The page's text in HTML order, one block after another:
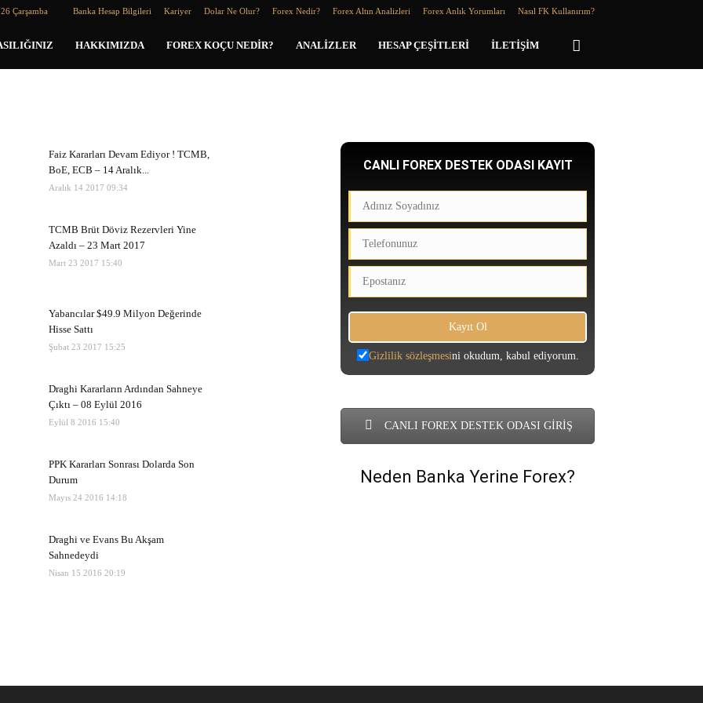
Çarşamba Banka Hesap Bilgileri Kariyer Dolar Ne Olur? Forex Nedir? Forex Altın Analizleri Forex Anlık Yorumları Nasıl FK Kullanırım?
HAKKIMIZDA FOREX KOÇU NEDIR? ANALIZLER HESAP ÇEŞITLERI İLETIŞIM
Faiz Kararları Devam Ediyor ! TCMB,
BoE, ECB – 14 Aralık...
Aralık 14 2017 09:34
TCMB Brüt Döviz Rezervleri Yine
Azaldı – 23 Mart 2017
Mart 23 2017 15:40
Yabancılar $49.9 Milyon Değerinde
Hisse Sattı
Şubat 23 2017 15:25
Draghi Kararların Ardından Sahneye
Çıktı – 08 Eylül 2016
Eylül 8 2016 15:40
PPK Kararları Sonrası Dolarda Son
Durum
Mayıs 24 2016 14:18
Draghi ve Evans Bu Akşam
Sahnedeydi
Nisan 15 2016 20:19
CANLI FOREX DESTEK ODASI KAYIT
Gizlilik sözleşmesini okudum, kabul ediyorum.
CANLI FOREX DESTEK ODASI GİRİŞ
Neden Banka Yerine Forex?